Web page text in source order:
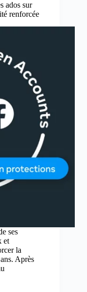
ados sur
renforcée
ses
et
la
Après